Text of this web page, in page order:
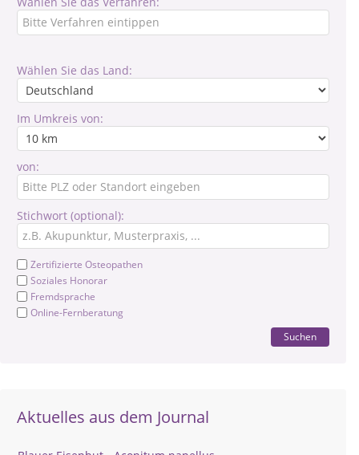
Wählen Sie das Land:
Im Umkreis von:
von:
Stichwort (optional):
Zertifizierte Osteopathen
Soziales Honorar
Fremdsprache
Online-Fernberatung
Suchen
Aktuelles aus dem Journal